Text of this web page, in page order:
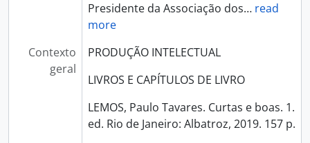
Presidente da Associação dos… read
more
Contexto
geral
PRODUÇÃO INTELECTUAL
LIVROS E CAPÍTULOS DE LIVRO
LEMOS, Paulo Tavares. Curtas e boas. 1.
ed. Rio de Janeiro: Albatroz, 2019. 157 p.